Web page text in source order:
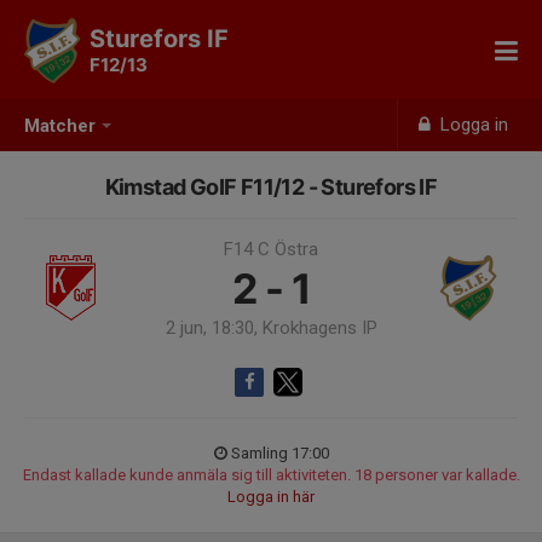
Matcher Logga in
Sturefors IF
F12/13
Kimstad GoIF F11/12 - Sturefors IF
F14 C Östra
2 - 1
2 jun, 18:30, Krokhagens IP
Samling 17:00
Endast kallade kunde anmäla sig till aktiviteten. 18 personer var kallade.
Logga in här